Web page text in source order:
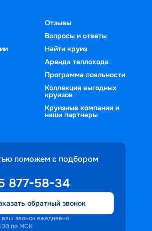
Отзывы
Вопросы и ответы
Найти круиз
Аренда теплохода
Программа лояльности
Коллекция выгодных
круизов
Круизные компании и
наши партнеры
поможем с подбором
877-58-34
обратный звонок
звонок ежедневно
по МСК